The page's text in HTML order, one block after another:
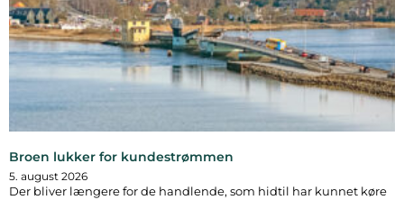
Broen lukker for kundestrømmen
5. august 2026
Der bliver længere for de handlende, som hidtil har kunnet køre